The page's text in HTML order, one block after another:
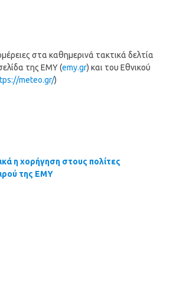
στα καθημερινά τακτικά δελτία
της ΕΜΥ (emy.gr) και του Εθνικού
meteo.gr/)
η χορήγηση στους πολίτες
της ΕΜΥ